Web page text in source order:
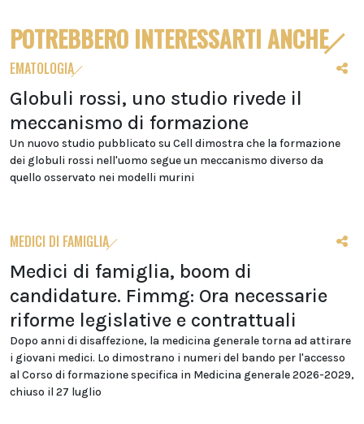
POTREBBERO INTERESSARTI ANCHE
EMATOLOGIA
Globuli rossi, uno studio rivede il
meccanismo di formazione
Un nuovo studio pubblicato su Cell dimostra che la formazione
dei globuli rossi nell'uomo segue un meccanismo diverso da
quello osservato nei modelli murini
MEDICI DI FAMIGLIA
Medici di famiglia, boom di
candidature. Fimmg: Ora necessarie
riforme legislative e contrattuali
Dopo anni di disaffezione, la medicina generale torna ad attirare
i giovani medici. Lo dimostrano i numeri del bando per l'accesso
al Corso di formazione specifica in Medicina generale 2026-2029,
chiuso il 27 luglio